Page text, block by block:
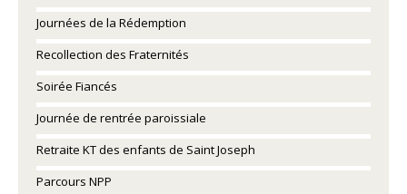
Journées de la Rédemption
Recollection des Fraternités
Soirée Fiancés
Journée de rentrée paroissiale
Retraite KT des enfants de Saint Joseph
Parcours NPP